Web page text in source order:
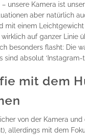
unsere Kamera ist
aber natürlich
mit einem
auf ganzer Linie
besonders flasht: Die
absolut
mit dem
von der Kamera
allerdings mit dem